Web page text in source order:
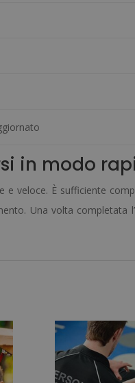
in modo
e veloce. È sufficiente
Una volta completata